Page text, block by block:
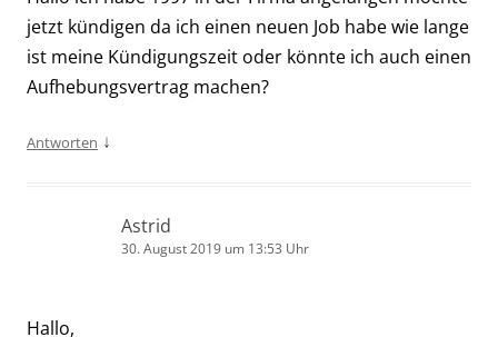
jetzt kündigen da ich einen neuen Job habe wie lange
ist meine Kündigungszeit oder könnte ich auch einen
Aufhebungsvertrag machen?
Antworten ↓
Astrid
30. August 2019 um 13:53 Uhr
Hallo,